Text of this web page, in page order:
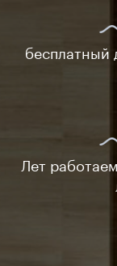
бесплатный
Лет